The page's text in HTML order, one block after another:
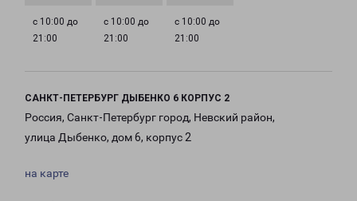
с 10:00 до
21:00
с 10:00 до
21:00
с 10:00 до
21:00
САНКТ-ПЕТЕРБУРГ ДЫБЕНКО 6 КОРПУС 2
Россия, Санкт-Петербург город, Невский район,
улица Дыбенко, дом 6, корпус 2
на карте